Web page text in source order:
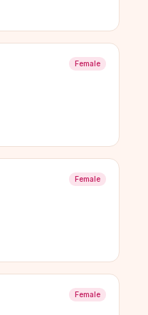
Female
Female
Female